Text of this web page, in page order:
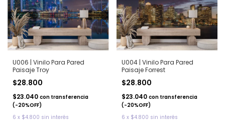
U006 | Vinilo Para Pared
Paisaje Troy
$28.800
$23.040 con transferencia
(-20%OFF)
6 x $4.800 sin interés
U004 | Vinilo Para Pared
Paisaje Forrest
$28.800
$23.040 con transferencia
(-20%OFF)
6 x $4.800 sin interés